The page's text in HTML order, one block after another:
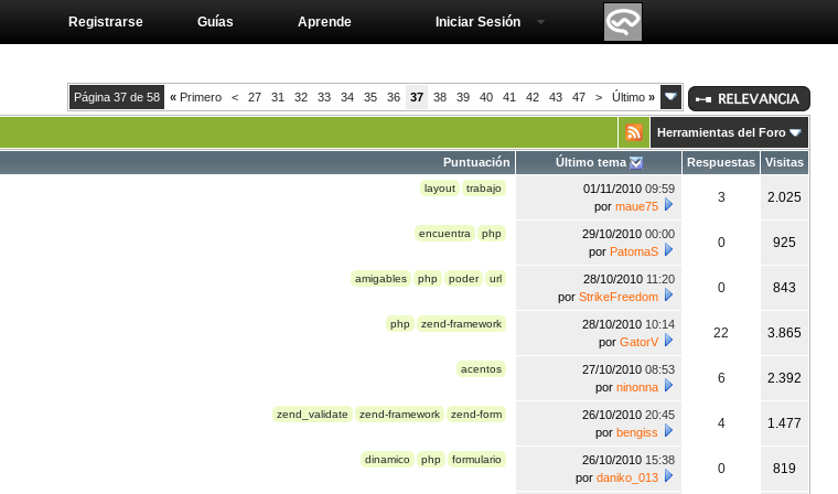
Aprende
Guías
Registrarse Iniciar Sesión
Página 37 de 58 « Primero < 27 31 32 33 34 35 36 37 38 39 40 41 42 43 47 > Último »
Herramientas del Foro
Puntuación Último tema Respuestas Visitas
layout trabajo 01/11/2010 09:59
por maue75
3 2.025
encuentra php 29/10/2010 00:00
por PatomaS
0 925
amigables php poder url 28/10/2010 11:20
por StrikeFreedom
0 843
php zend-framework 28/10/2010 10:14
por GatorV
22 3.865
acentos 27/10/2010 08:53
por ninonna
6 2.392
zend_validate zend-framework zend-form 26/10/2010 20:45
por bengiss
4 1.477
dinamico php formulario 26/10/2010 15:38
por daniko_013
0 819